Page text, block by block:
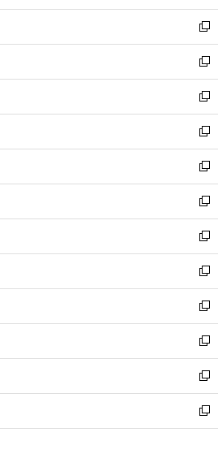
開
く
ウ
で
開
く
ン
ド
ウ
で
開
く
新
し
い
ウ
ィ
ン
ド
ウ
で
開
く
新
し
い
ウ
ィ
ン
ド
ウ
で
開
く
新
し
い
ウ
ィ
ン
ド
ウ
で
開
く
新
し
い
ウ
ィ
ン
ド
ウ
で
開
く
新
し
い
ウ
ィ
ン
ド
ウ
で
開
く
新
し
い
ウ
ィ
ン
ド
ウ
で
開
く
新
し
い
ウ
ィ
ン
ド
ウ
で
開
く
新
し
い
ウ
ィ
ン
ド
ウ
で
開
新
し
い
ウ
ィ
ン
ド
ウ
新
し
い
ウ
ィ
ン
新
し
い
ウ
新
し